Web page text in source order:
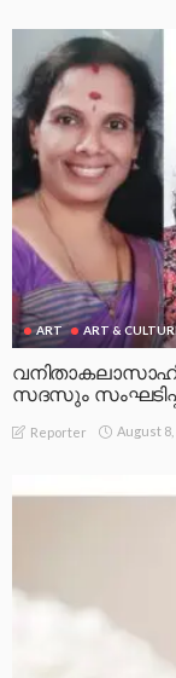
ART ART &
സദസും
Reporter August 8,